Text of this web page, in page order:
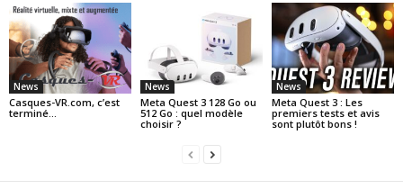
News
Casques-VR.com, c’est
terminé…
News
Meta Quest 3 128 Go ou
512 Go : quel modèle
choisir ?
News
Meta Quest 3 : Les
premiers tests et avis
sont plutôt bons !